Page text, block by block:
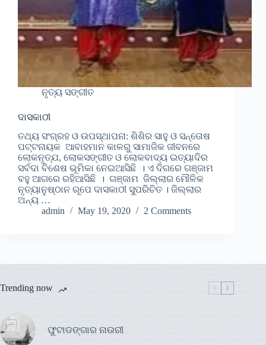
ନୃତ୍ୟ ସଙ୍ଗୀତ
ଦାସକାଠୀ
ତଥ୍ୟ ସଂଗ୍ରହ ଓ ଉପସ୍ଥାପନା: ଶିଶିର ସାହୁ ଓ ସନ୍ତୋଷ
ପଟ୍ଟନାୟକ ଆବାହମାନ କାଳରୁ ସାମାଜିକ ଜୀବନରେ
ଲୋକନୃତ୍ଯ, ଲୋକସଙ୍ଗୀତ ଓ ଲୋକବାଦ୍ୟ ଇତ୍ୟାଦିର
ସର୍ବଦା ବିଶେଷ ଭୂମିକା ନେଇଆସିଛି । ଏ ଦିଗରେ ଗଞ୍ଜାମ
ବହୁ ଆଗରେ ରହିଆସିଛି । ଗଞ୍ଜାମ ଜିଲ୍ଲାର ମୌଳିକ
ନୃତ୍ୟାନୁଷ୍ଠାନ ରୂପେ ଦାସକାଠୀ ସୁପରିଚିତ । ଜିଲ୍ଲାର
ଅନ୍ୟ …
admin
May 19, 2020 2 Comments
Trending now
ଫୁଟାଡଙ୍ଗାର ନାଉରୀ